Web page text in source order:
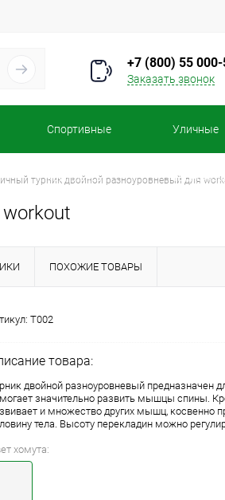
+7 (800) 55
Заказать звонок
Спортивные
комплексы
Уличные
турник двойной разноуровневый для
ПОХОЖИЕ ТОВАРЫ
Т002
товара:
двойной разноуровневый предназначен
значительно развить мышцы спины.
и множество других мышц, косвенно
тела. Высоту перекладин можно
хомута: